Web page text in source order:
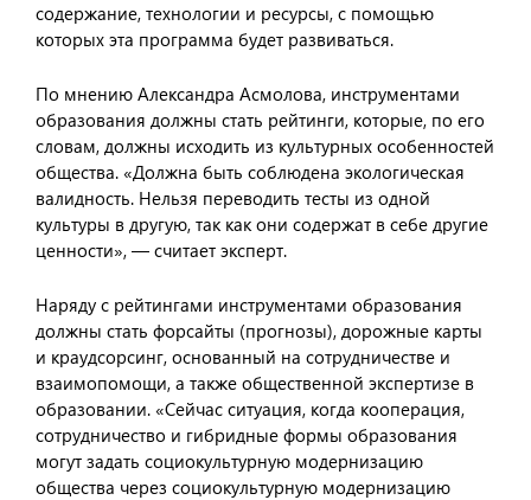
содержание, технологии и ресурсы, с помощью
которых эта программа будет развиваться.
По мнению Александра Асмолова, инструментами
образования должны стать рейтинги, которые, по его
словам, должны исходить из культурных особенностей
общества. «Должна быть соблюдена экологическая
валидность. Нельзя переводить тесты из одной
культуры в другую, так как они содержат в себе другие
ценности», — считает эксперт.
Наряду с рейтингами инструментами образования
должны стать форсайты (прогнозы), дорожные карты
и краудсорсинг, основанный на сотрудничестве и
взаимопомощи, а также общественной экспертизе в
образовании. «Сейчас ситуация, когда кооперация,
сотрудничество и гибридные формы образования
могут задать социокультурную модернизацию
общества через социокультурную модернизацию